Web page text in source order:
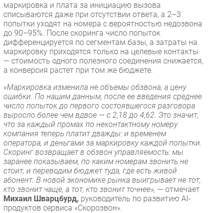
маркировка и плата за инициацию вызова
списываются даже при отсутствии ответа, а 2–3
попытки уходят на номера с вероятностью недозвона
до 90–95%. После скоринга число попыток
дифференцируется по сегментам базы, а затраты на
маркировку приходятся только на целевые контакты
— стоимость одного полезного соединения снижается,
а конверсия растет при том же бюджете.
«Маркировка изменила не объемы обзвона, а цену
ошибки. По нашим данным, после ее введения среднее
число попыток до первого состоявшегося разговора
выросло более чем вдвое — с 2,18 до 4,62. Это значит,
что за каждый промах по неконтактному номеру
компания теперь платит дважды: и временем
оператора, и деньгами за маркировку каждой попытки.
Скоринг возвращает в обзвон управляемость: мы
заранее показываем, по каким номерам звонить не
стоит, и переводим бюджет туда, где есть живой
абонент. В новой экономике рынка выигрывает не тот,
кто звонит чаще, а тот, кто звонит точнее», — отмечает
Михаил Шварцбурд, руководитель по развитию AI-
продуктов сервиса «Скорозвон».